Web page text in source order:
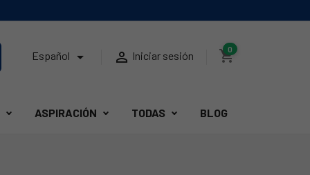
Español   Iniciar sesión shopping_cart
0
ASPIRACIÓN TODAS BLOG